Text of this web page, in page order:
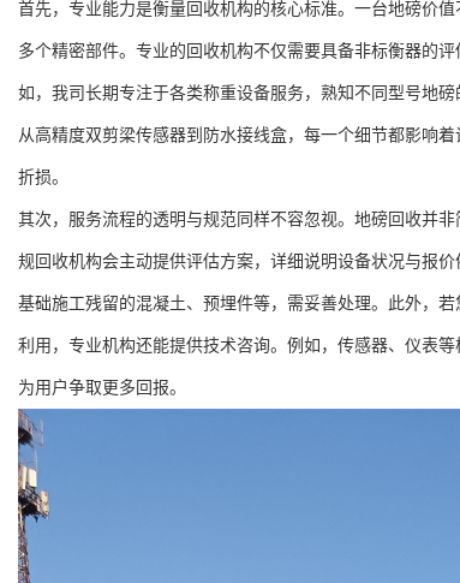
首先，专业能力是衡量回收机构的核心标准。一台地磅价
多个精密部件。专业的回收机构不仅需要具备非标衡器的
如，我司长期专注于各类称重设备服务，熟知不同型号地
从高精度双剪梁传感器到防水接线盒，每一个细节都影响
折损。
其次，服务流程的透明与规范同样不容忽视。地磅回收并
规回收机构会主动提供评估方案，详细说明设备状况与报
基础施工残留的混凝土、预埋件等，需妥善处理。此外，
利用，专业机构还能提供技术咨询。例如，传感器、仪表
为用户争取更多回报。